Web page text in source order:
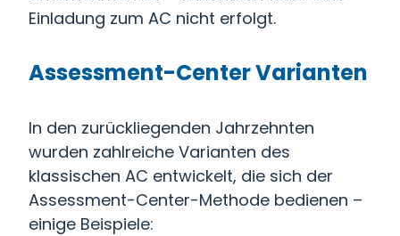
Einladung zum AC nicht erfolgt.
Assessment-Center Varianten
In den zurückliegenden Jahrzehnten
wurden zahlreiche Varianten des
klassischen AC entwickelt, die sich der
Assessment-Center-Methode bedienen –
einige Beispiele: